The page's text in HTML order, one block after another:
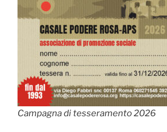
Campagna di tesseramento 2026